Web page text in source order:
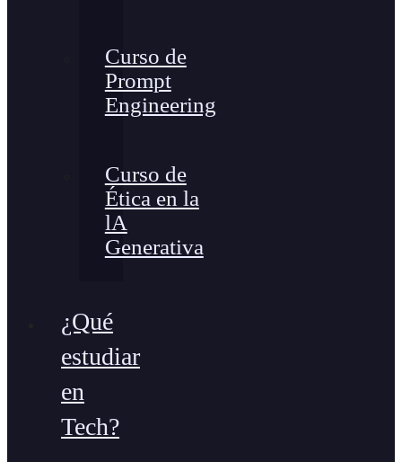
Curso de
Prompt
Engineering
Curso de
Ética en la
lA
Generativa
¿Qué
estudiar
en
Tech?